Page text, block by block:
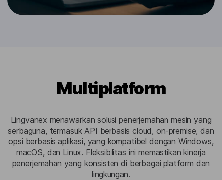
Multiplatform
Lingvanex menawarkan solusi penerjemahan mesin yang
serbaguna, termasuk API berbasis cloud, on-premise, dan
opsi berbasis aplikasi, yang kompatibel dengan Windows,
macOS, dan Linux. Fleksibilitas ini memastikan kinerja
penerjemahan yang konsisten di berbagai platform dan
lingkungan.